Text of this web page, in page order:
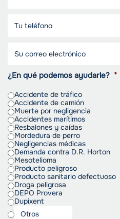
¿En qué podemos ayudarle? *
Accidente de tráfico
Accidente de camión
Muerte por negligencia
Accidentes marítimos
Resbalones y caídas
Mordedura de perro
Negligencias médicas
Demanda contra D.R. Horton
Mesotelioma
Producto peligroso
Producto sanitario defectuoso
Droga peligrosa
DEPO Provera
Dupixent